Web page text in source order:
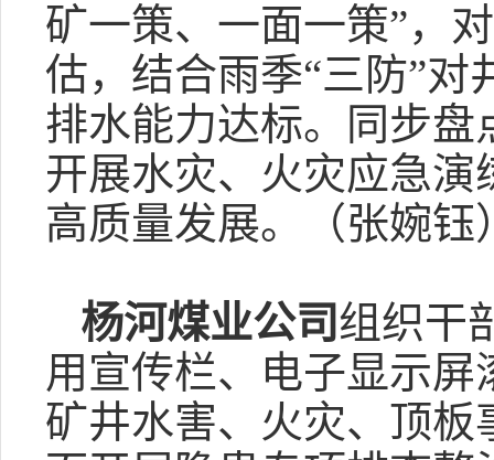
矿一策、一面一策”，
估，结合雨季“三防”
排水能力达标。同步盘
开展水灾、火灾应急演
高质量发展。（张婉钰
杨河煤业公司组织干
用宣传栏、电子显示
矿井水害、火灾、顶